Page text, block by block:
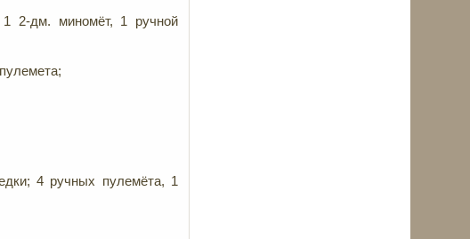
1 2-дм. миномёт, 1 ручной
4 ручных пулемёта, 1